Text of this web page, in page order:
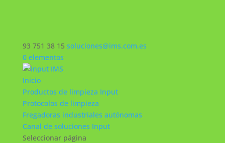
93 751 38 15 soluciones@ims.com.es
0 elementos
Inicio
Productos de limpieza Input
Protocolos de limpieza
Fregadoras industriales autónomas
Canal de soluciones Input
Seleccionar página